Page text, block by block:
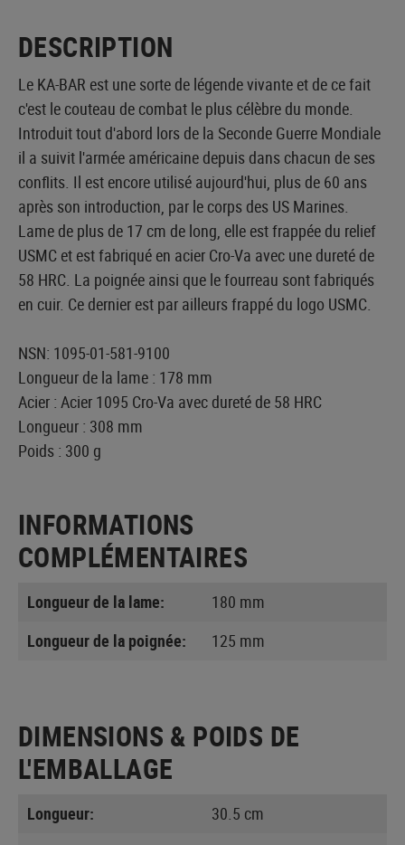
DESCRIPTION
Le KA-BAR est une sorte de légende vivante et de ce fait
c'est le couteau de combat le plus célèbre du monde.
Introduit tout d'abord lors de la Seconde Guerre Mondiale
il a suivit l'armée américaine depuis dans chacun de ses
conflits. Il est encore utilisé aujourd'hui, plus de 60 ans
après son introduction, par le corps des US Marines.
Lame de plus de 17 cm de long, elle est frappée du relief
USMC et est fabriqué en acier Cro-Va avec une dureté de
58 HRC. La poignée ainsi que le fourreau sont fabriqués
en cuir. Ce dernier est par ailleurs frappé du logo USMC.
NSN: 1095-01-581-9100
Longueur de la lame : 178 mm
Acier : Acier 1095 Cro-Va avec dureté de 58 HRC
Longueur : 308 mm
Poids : 300 g
INFORMATIONS
COMPLÉMENTAIRES
Longueur de la lame:
180 mm
Longueur de la poignée:
125 mm
DIMENSIONS & POIDS DE
L'EMBALLAGE
Longueur:
30.5 cm